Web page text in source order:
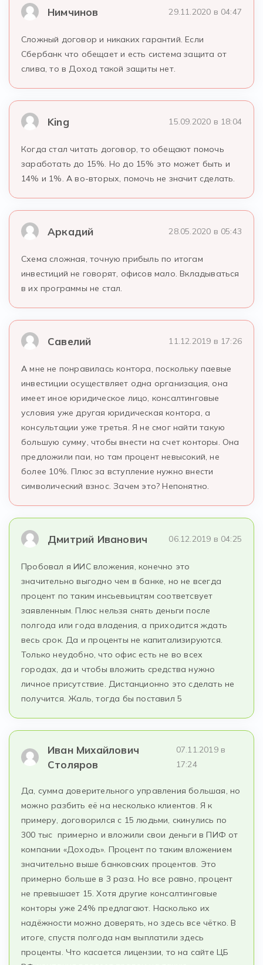
Нимчинов 29.11.2020 в 04:47
Сложный договор и никаких гарантий. Если
Сбербанк что обещает и есть система защита от
слива, то в Доход такой защиты нет.
King 15.09.2020 в 18:04
Когда стал читать договор, то обещают помочь
заработать до 15%. Но до 15% это может быть и
14% и 1%. А во-вторых, помочь не значит сделать.
Аркадий 28.05.2020 в 05:43
Схема сложная, точную прибыль по итогам
инвестиций не говорят, офисов мало. Вкладываться
в их программы не стал.
Савелий 11.12.2019 в 17:26
А мне не понравилась контора, поскольку паевые
инвестиции осуществляет одна организация, она
имеет иное юридическое лицо, консалтинговые
условия уже другая юридическая контора, а
консультации уже третья. Я не смог найти такую
большую сумму, чтобы внести на счет конторы. Она
предложили паи, но там процент невысокий, не
более 10%. Плюс за вступление нужно внести
символический взнос. Зачем это? Непонятно.
Дмитрий Иванович 06.12.2019 в 04:25
Пробовал я ИИС вложения, конечно это
значительно выгодно чем в банке, но не всегда
процент по таким инсьевьицтям соответсвует
заявленным. Плюс нельзя снять деньги после
полгода или года владения, а приходится ждать
весь срок. Да и проценты не капитализируются.
Только неудобно, что офис есть не во всех
городах, да и чтобы вложить средства нужно
личное присутствие. Дистанционно это сделать не
получится. Жаль, тогда бы поставил 5
Иван Михайлович
Столяров
07.11.2019 в
17:24
Да, сумма доверительного управления большая, но
можно разбить её на несколько клиентов. Я к
примеру, договорился с 15 людьми, скинулись по
300 тыс примерно и вложили свои деньги в ПИФ от
компании «Доходъ». Процент по таким вложением
значительно выше банковских процентов. Это
примерно больше в 3 раза. Но все равно, процент
не превышает 15. Хотя другие консалтинговые
конторы уже 24% предлагают. Насколько их
надёжности можно доверять, но здесь все чётко. В
итоге, спустя полгода нам выплатили здесь
проценты. Что касается лицензии, то на сайте ЦБ